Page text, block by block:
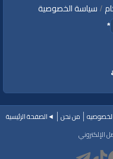
/ سياسة الخصوصية
*
من نحن
◄الصفحة الرئيسية
الإلكتروني